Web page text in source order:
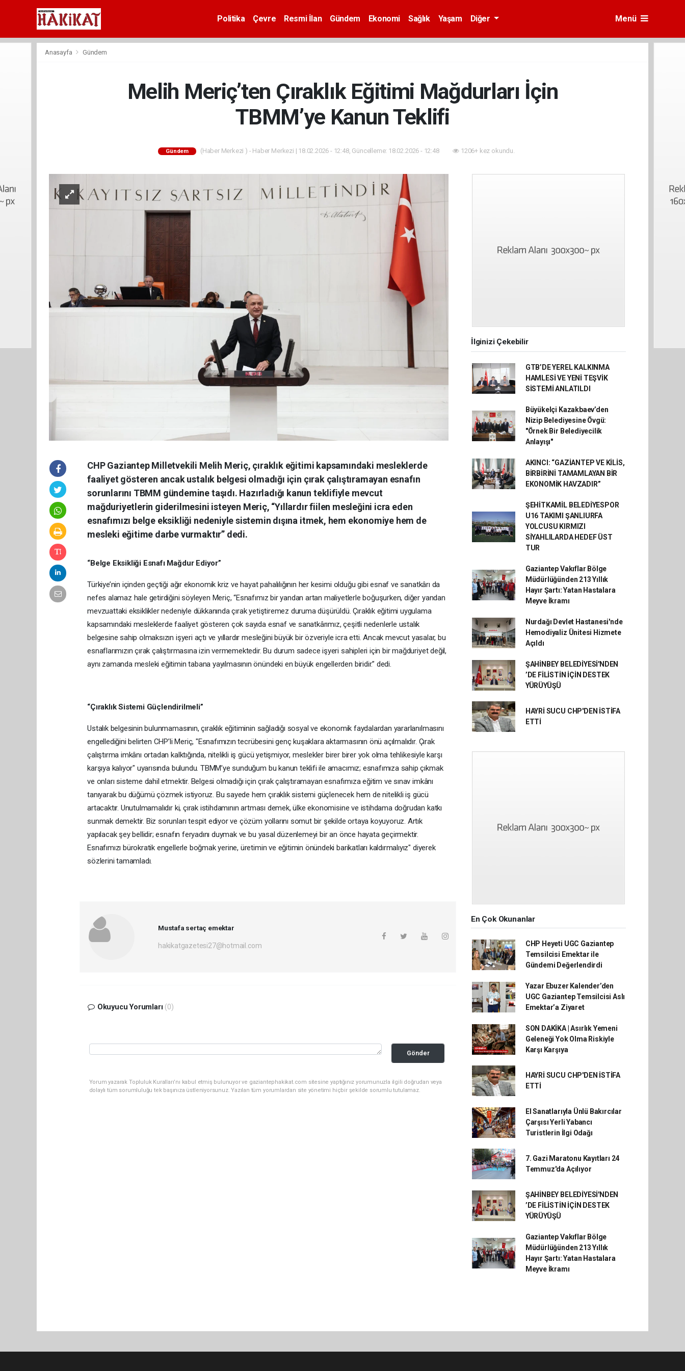
Politika Çevre Resmi İlan Gündem Ekonomi Sağlık Yaşam Diğer Menü
Anasayfa Gündem
Melih Meriç’ten Çıraklık Eğitimi Mağdurları İçin
TBMM’ye Kanun Teklifi
Gündem (Haber Merkezi ) - Haber Merkezi | 18.02.2026 - 12:48, Güncelleme: 18.02.2026 - 12:48 1206+ kez okundu.
CHP Gaziantep Milletvekili Melih Meriç, çıraklık eğitimi kapsamındaki mesleklerde
faaliyet gösteren ancak ustalık belgesi olmadığı için çırak çalıştıramayan esnafın
sorunlarını TBMM gündemine taşıdı. Hazırladığı kanun teklifiyle mevcut
mağduriyetlerin giderilmesini isteyen Meriç, “Yıllardır fiilen mesleğini icra eden
esnafımızı belge eksikliği nedeniyle sistemin dışına itmek, hem ekonomiye hem de
mesleki eğitime darbe vurmaktır” dedi.
“Belge Eksikliği Esnafı Mağdur Ediyor”
Türkiye’nin içinden geçtiği ağır ekonomik kriz ve hayat pahalılığının her kesimi olduğu gibi esnaf ve sanatkârı da
nefes alamaz hale getirdiğini söyleyen Meriç, “Esnafımız bir yandan artan maliyetlerle boğuşurken, diğer yandan
mevzuattaki eksiklikler nedeniyle dükkanında çırak yetiştiremez duruma düşürüldü. Çıraklık eğitimi uygulama
kapsamındaki mesleklerde faaliyet gösteren çok sayıda esnaf ve sanatkârımız, çeşitli nedenlerle ustalık
belgesine sahip olmaksızın işyeri açtı ve yıllardır mesleğini büyük bir özveriyle icra etti. Ancak mevcut yasalar, bu
esnaflarımızın çırak çalıştırmasına izin vermemektedir. Bu durum sadece işyeri sahipleri için bir mağduriyet değil,
aynı zamanda mesleki eğitimin tabana yayılmasının önündeki en büyük engellerden biridir.” dedi.
“Çıraklık Sistemi Güçlendirilmeli”
Ustalık belgesinin bulunmamasının, çıraklık eğitiminin sağladığı sosyal ve ekonomik faydalardan yararlanılmasını
engellediğini belirten CHP’li Meriç, "Esnafımızın tecrübesini genç kuşaklara aktarmasının önü açılmalıdır. Çırak
çalıştırma imkânı ortadan kalktığında, nitelikli iş gücü yetişmiyor, meslekler birer birer yok olma tehlikesiyle karşı
karşıya kalıyor" uyarısında bulundu. TBMM’ye sunduğum bu kanun teklifi ile amacımız; esnafımıza sahip çıkmak
ve onları sisteme dahil etmektir. Belgesi olmadığı için çırak çalıştıramayan esnafımıza eğitim ve sınav imkânı
tanıyarak bu düğümü çözmek istiyoruz. Bu sayede hem çıraklık sistemi güçlenecek hem de nitelikli iş gücü
artacaktır. Unutulmamalıdır ki, çırak istihdamının artması demek, ülke ekonomisine ve istihdama doğrudan katkı
sunmak demektir. Biz sorunları tespit ediyor ve çözüm yollarını somut bir şekilde ortaya koyuyoruz. Artık
yapılacak şey bellidir; esnafın feryadını duymak ve bu yasal düzenlemeyi bir an önce hayata geçirmektir.
Esnafımızı bürokratik engellerle boğmak yerine, üretimin ve eğitimin önündeki barikatları kaldırmalıyız" diyerek
sözlerini tamamladı.
Mustafa sertaç emektar
hakikatgazetesi27@hotmail.com
Okuyucu Yorumları (0)
Gönder
Yorum yazarak Topluluk Kuralları’nı kabul etmiş bulunuyor ve gaziantephakikat.com sitesine yaptığınız yorumunuzla ilgili doğrudan veya
dolaylı tüm sorumluluğu tek başınıza üstleniyorsunuz. Yazılan tüm yorumlardan site yönetimi hiçbir şekilde sorumlu tutulamaz.
İlginizi Çekebilir
GTB’DE YEREL KALKINMA
HAMLESİ VE YENİ TEŞVİK
SİSTEMİ ANLATILDI
Büyükelçi Kazakbaev’den
Nizip Belediyesine Övgü:
"Örnek Bir Belediyecilik
Anlayışı"
AKINCI: “GAZİANTEP VE KİLİS,
BİRBİRİNİ TAMAMLAYAN BİR
EKONOMİK HAVZADIR”
ŞEHİTKAMİL BELEDİYESPOR
U16 TAKIMI ŞANLIURFA
YOLCUSU KIRMIZI
SİYAHLILARDA HEDEF ÜST
TUR
Gaziantep Vakıflar Bölge
Müdürlüğünden 213 Yıllık
Hayır Şartı: Yatan Hastalara
Meyve İkramı
Nurdağı Devlet Hastanesi'nde
Hemodiyaliz Ünitesi Hizmete
Açıldı
ŞAHİNBEY BELEDİYESİ'NDEN
’DE FİLİSTİN İÇİN DESTEK
YÜRÜYÜŞÜ
HAYRİ SUCU CHP'DEN İSTİFA
ETTİ
En Çok Okunanlar
CHP Heyeti UGC Gaziantep
Temsilcisi Emektar ile
Gündemi Değerlendirdi
Yazar Ebuzer Kalender’den
UGC Gaziantep Temsilcisi Aslı
Emektar’a Ziyaret
SON DAKİKA | Asırlık Yemeni
Geleneği Yok Olma Riskiyle
Karşı Karşıya
HAYRİ SUCU CHP'DEN İSTİFA
ETTİ
El Sanatlarıyla Ünlü Bakırcılar
Çarşısı Yerli Yabancı
Turistlerin İlgi Odağı
7. Gazi Maratonu Kayıtları 24
Temmuz'da Açılıyor
ŞAHİNBEY BELEDİYESİ'NDEN
’DE FİLİSTİN İÇİN DESTEK
YÜRÜYÜŞÜ
Gaziantep Vakıflar Bölge
Müdürlüğünden 213 Yıllık
Hayır Şartı: Yatan Hastalara
Meyve İkramı